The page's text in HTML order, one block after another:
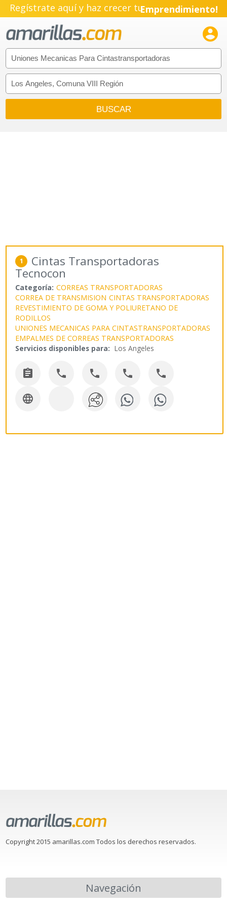
Regístrate aquí y haz crecer tuEmprendimiento!

1 Cintas Transportadoras
Tecnocon
Categoría: CORREAS TRANSPORTADORAS
CORREA DE TRANSMISION CINTAS TRANSPORTADORAS
REVESTIMIENTO DE GOMA Y POLIURETANO DE
RODILLOS
UNIONES MECANICAS PARA CINTASTRANSPORTADORAS
EMPALMES DE CORREAS TRANSPORTADORAS
Servicios disponibles para: Los Angeles
    

Copyright 2015 amarillas.com Todos los derechos reservados.
Navegación